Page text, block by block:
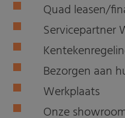
Quad leasen/
Servicepartner
Bezorgen aan
Werkplaats
Onze